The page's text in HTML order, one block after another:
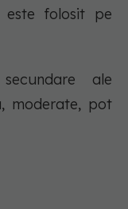
este folosit pe
ale
moderate, pot